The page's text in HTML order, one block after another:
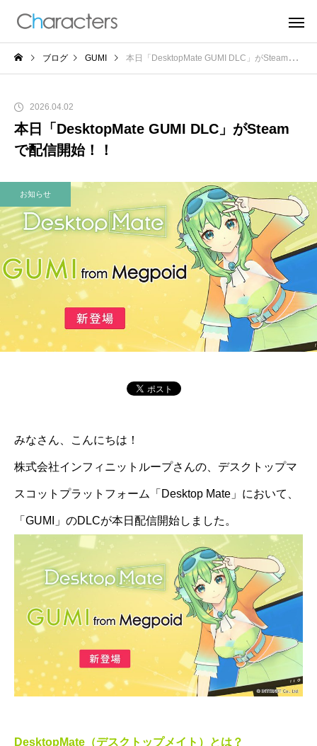
ブログ GUMI 本日「DesktopMate GUMI DLC」がSteamで配信開始！！
2026.04.02
本日「DesktopMate GUMI DLC」がSteam
で配信開始！！
お知らせ
みなさん、こんにちは！
株式会社インフィニットループさんの、デスクトップマ
スコットプラットフォーム「Desktop Mate」において、
「GUMI」のDLCが本日配信開始しました。
DesktopMate（デスクトップメイト）とは？